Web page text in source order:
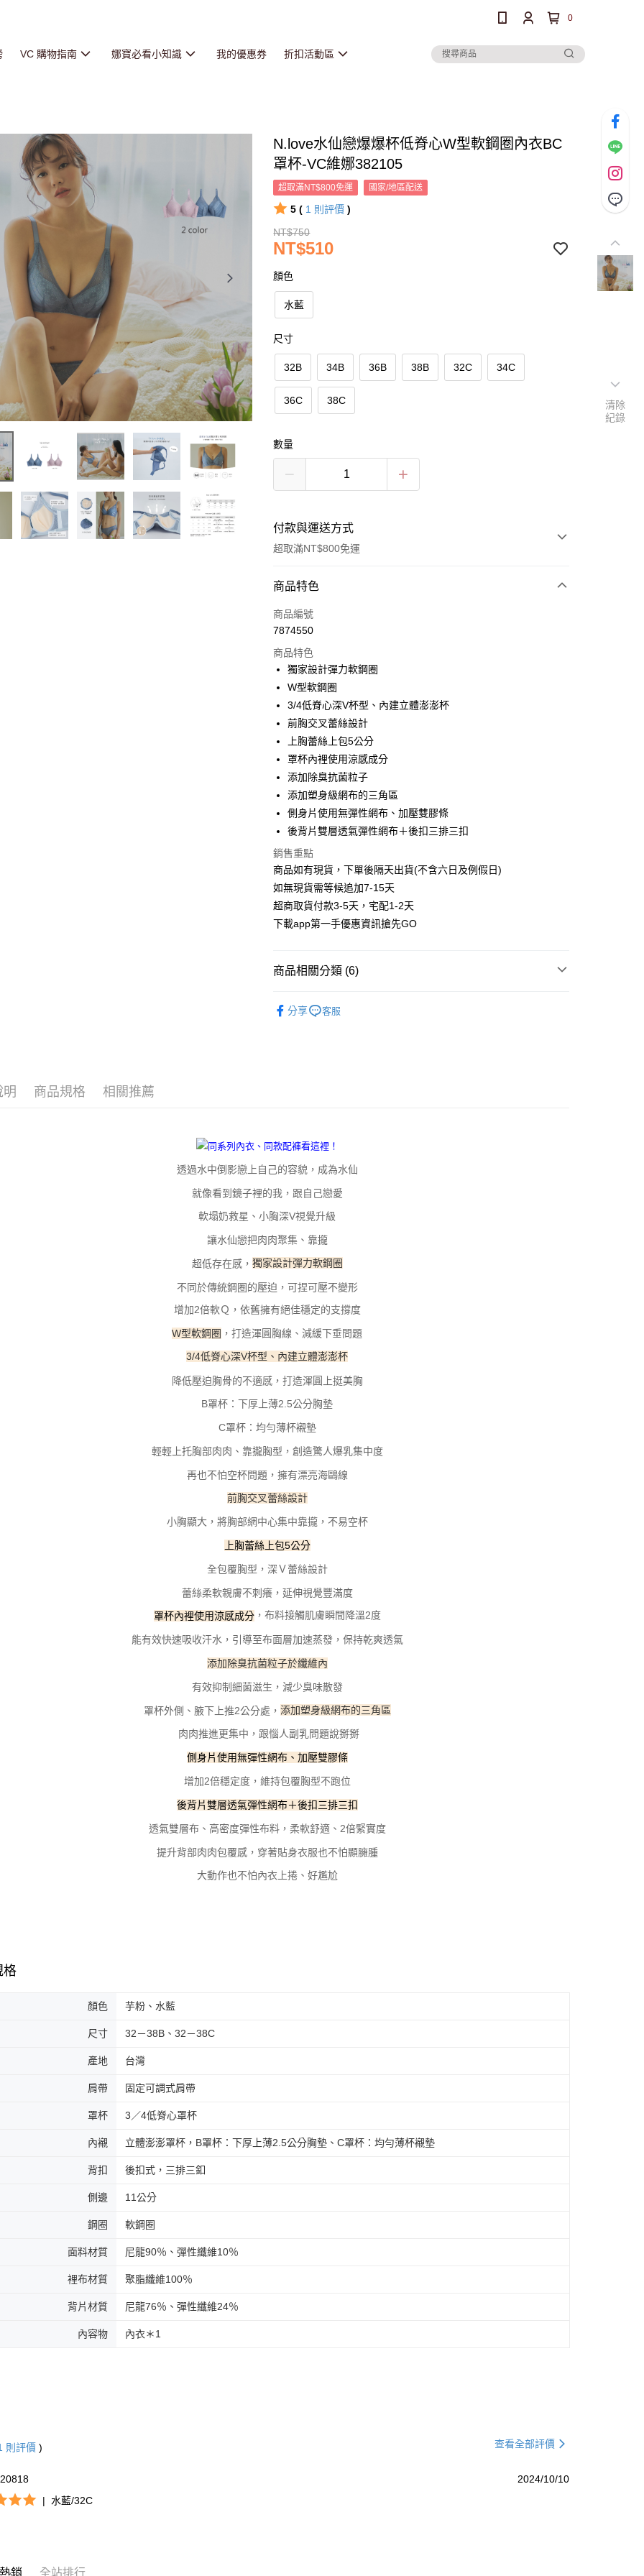
0
VC 購物指南 娜寶必看小知識 我的優惠券 折扣活動區
N.love水仙戀爆爆杯低脊心W型軟鋼圈內衣BC
罩杯-VC維娜382105
超取滿NT$800免運 國家/地區配送
5 ( 1 則評價 )
NT$750
NT$510
顏色
水藍
尺寸
32B 34B 36B 38B 32C 34C
36C 38C
數量
付款與運送方式
超取滿NT$800免運
付款方式
信用卡一次付款
3 期 0 利率 每期
合作金庫商業銀行
華南商業銀行
彰化商業銀行
國泰世華商業銀行
臺灣中小企業銀行
匯豐（台灣）商業銀行
聯邦商業銀行
元大商業銀行
台新國際商業銀行
中國信託商業銀行
台灣樂天信用卡公司
6 期 0 利率 每期
合作金庫商業銀行
第一商業銀行
華南商業銀行
上海商業儲蓄銀行
臺灣中小企業銀行
匯豐（台灣）商業銀行
聯邦商業銀行
元大商業銀行
永豐商業銀行
玉山商業銀行
星展（台灣）商業銀行
台灣樂天信用卡公司
超商取貨付款
LINE Pay
Apple Pay
街口支付
悠遊付
相關說明
【關於「AFTEE先享後付」】
AFTEE先享後付是「在收到商品之後才付款」的支付方式。 讓您購物簡單
便利好安心！
１．簡單：不需註冊會員、不需綁卡、不需儲值。
２．便利：只要手機號碼，簡訊認證，即可結帳。
【「AFTEE先享後付」結帳流程】
１．於結帳方式選擇「AFTEE先享後付」後，將跳轉至「AFTEE先享後
２．訂單成立數日內，您將收到繳費通知簡訊。
３．收到繳費通知簡訊後14天內，點擊此簡訊中的連結，可透過四大超商
１．透過由恩沛科技股份有限公司提供之「AFTEE先享後付」服務完成之
求債權轉讓予恩沛科技股份有限公司。
https://aftee.tw/terms/#terms3
３．未成年的使用者請事先徵得法定代理人或監護人之同意方可使用
「AFTEE先享後付」，若未經同意申辦者引起之損失，本公司不負相關責
任。
即時審查核予不同之上限額度；若仍有額度不足之情形，本公司將視審查
５．嚴禁一人註冊多個帳號或使用他人資訊註冊。若發現惡意使用之情
動。
ATM付款
運送方式
每筆NT$100，滿NT$800(含以上)免運費
付款後全家取貨
宅配
海外宅配
商品特色
商品編號
7874550
商品特色
獨家設計彈力軟鋼圈
W型軟鋼圈
3/4低脊心深V杯型、內建立體澎澎杯
前胸交叉蕾絲設計
上胸蕾絲上包5公分
罩杯內裡使用涼感成分
添加除臭抗菌粒子
添加塑身級網布的三角區
側身片使用無彈性網布、加壓雙膠條
後背片雙層透氣彈性網布＋後扣三排三扣
銷售重點
商品如有現貨，下單後隔天出貨(不含六日及例假日)
如無現貨需等候追加7-15天
超商取貨付款3-5天，宅配1-2天
下載app第一手優惠資訊搶先GO
商品相關分類 (6)
分享 客服
明 商品規格 相關推薦
透過水中倒影戀上自己的容貌，成為水仙
就像看到鏡子裡的我，跟自己戀愛
軟塌奶救星、小胸深V視覺升級
讓水仙戀把肉肉聚集、靠攏
超低存在感， 獨家設計彈力軟鋼圈
不同於傳統鋼圈的壓迫，可捏可壓不變形
增加2倍軟Ｑ，依舊擁有絕佳穩定的支撐度
W型軟鋼圈 ，打造渾圓胸線、減緩下垂問題
3/4低脊心深V杯型、內建立體澎澎杯
降低壓迫胸骨的不適感，打造渾圓上挺美胸
B罩杯：下厚上薄2.5公分胸墊
C罩杯：均勻薄杯襯墊
輕輕上托胸部肉肉、靠攏胸型，創造驚人爆乳集中度
再也不怕空杯問題，擁有漂亮海鷗線
前胸交叉蕾絲設計
小胸顯大，將胸部網中心集中靠攏，不易空杯
上胸蕾絲上包5公分
全包覆胸型，深Ｖ蕾絲設計
蕾絲柔軟親膚不刺癢，延伸視覺豐滿度
罩杯內裡使用涼感成分，布料接觸肌膚瞬間降溫2度
能有效快速吸收汗水，引導至布面層加速蒸發，保持乾爽透氣
添加除臭抗菌粒子於纖維內
有效抑制細菌滋生，減少臭味散發
罩杯外側、腋下上推2公分處， 添加塑身級網布的三角區
肉肉推進更集中，跟惱人副乳問題說掰掰
側身片使用無彈性網布、加壓雙膠條
增加2倍穩定度，維持包覆胸型不跑位
後背片雙層透氣彈性網布＋後扣三排三扣
透氣雙層布、高密度彈性布料，柔軟舒適、2倍緊實度
提升背部肉肉包覆感，穿著貼身衣服也不怕顯臃腫
大動作也不怕內衣上捲、好尷尬
格
顏色 芋粉、水藍
尺寸 32－38B、32－38C
產地 台灣
肩帶 固定可調式肩帶
罩杯 3／4低脊心罩杯
內襯 立體澎澎罩杯，B罩杯：下厚上薄2.5公分胸墊、C罩杯：均勻薄杯襯墊
背扣 後扣式，三排三釦
側邊 11公分
鋼圈 軟鋼圈
面料材質 尼龍90％、彈性纖維10％
裡布材質 聚脂纖維100％
背片材質 尼龍76％、彈性纖維24％
內容物 內衣＊1
則評價 ) 查看全部評價
2024/10/10
|
水藍/32C
銷 全站排行
清除
紀錄